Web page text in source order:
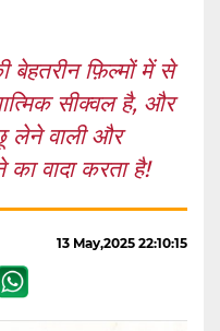
बेहतरीन फ़िल्मों में से
सीक्वल है, और
लेने वाली और
वादा करता है!
13 May,2025 22:10:15